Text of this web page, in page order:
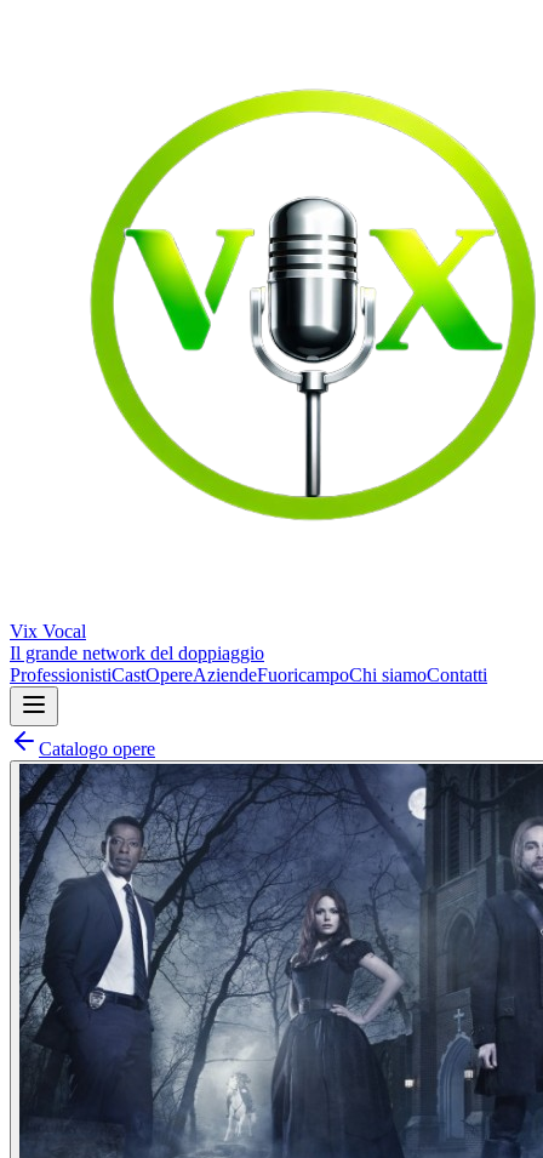
Vix Vocal
Il grande network del doppiaggio
ProfessionistiCastOpereAziendeFuoricampoChi siamoContatti
Catalogo opere